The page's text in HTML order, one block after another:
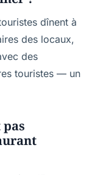
dînent à
des locaux,
des
touristes — un